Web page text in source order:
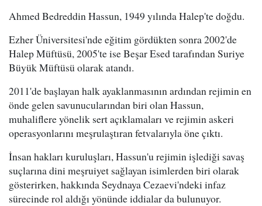
Ahmed Bedreddin Hassun, 1949 yılında Halep'te doğdu.
Ezher Üniversitesi'nde eğitim gördükten sonra 2002'de
Halep Müftüsü, 2005'te ise Beşar Esed tarafından Suriye
Büyük Müftüsü olarak atandı.
2011'de başlayan halk ayaklanmasının ardından rejimin en
önde gelen savunucularından biri olan Hassun,
muhaliflere yönelik sert açıklamaları ve rejimin askeri
operasyonlarını meşrulaştıran fetvalarıyla öne çıktı.
İnsan hakları kuruluşları, Hassun'u rejimin işlediği savaş
suçlarına dini meşruiyet sağlayan isimlerden biri olarak
gösterirken, hakkında Seydnaya Cezaevi'ndeki infaz
sürecinde rol aldığı yönünde iddialar da bulunuyor.